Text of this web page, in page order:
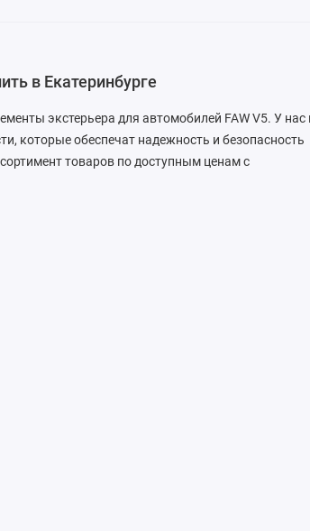
в Екатеринбурге
экстерьера для автомобилей FAW V5. У нас
которые обеспечат надежность и безопасность
товаров по доступным ценам с